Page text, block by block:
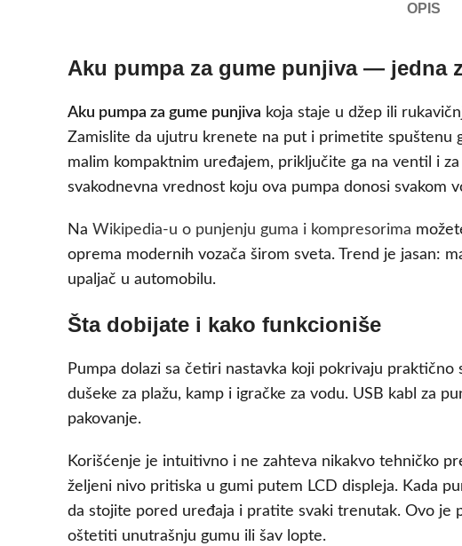
OPIS
Aku pumpa za gume punjiva — jedna
Aku pumpa za gume punjiva koja staje u džep ili
Zamislite da ujutru krenete na put i primetite spuštenu
malim kompaktnim uređajem, priključite ga na ventil i
svakodnevna vrednost koju ova pumpa donosi svakom
Na Wikipedia-u o punjenju guma i kompresorima
oprema modernih vozača širom sveta. Trend je jasan:
upaljač u automobilu.
Šta dobijate i kako funkcioniše
Pumpa dolazi sa četiri nastavka koji pokrivaju
dušeke za plažu, kamp i igračke za vodu. USB kabl za
pakovanje.
Korišćenje je intuitivno i ne zahteva nikakvo tehničko
željeni nivo pritiska u gumi putem LCD displeja. Kada
da stojite pored uređaja i pratite svaki trenutak. Ovo je
oštetiti unutrašnju gumu ili šav lopte.